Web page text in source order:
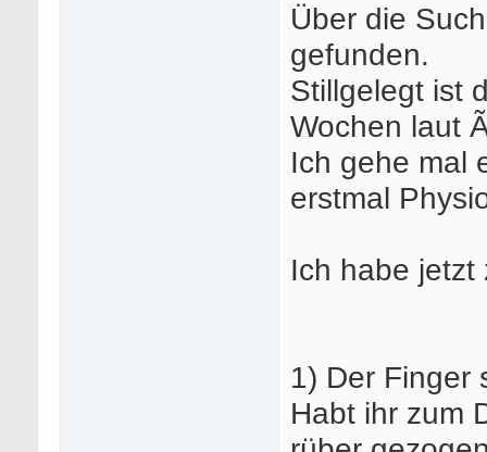
Über die
gefunden.
Stillgelegt ist
Wochen laut
Ich gehe mal
erstmal
Ich habe jetzt
1) Der Finger
Habt ihr zum